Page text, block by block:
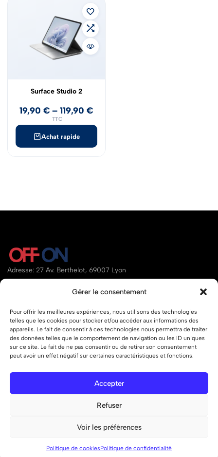
Gérer le consentement
Pour offrir les meilleures expériences, nous utilisons des technologies
telles que les cookies pour stocker et/ou accéder aux informations des
appareils. Le fait de consentir à ces technologies nous permettra de traiter
des données telles que le comportement de navigation ou les ID uniques
sur ce site. Le fait de ne pas consentir ou de retirer son consentement
peut avoir un effet négatif sur certaines caractéristiques et fonctions.
Accepter
Refuser
Voir les préférences
Politique de cookiesPolitique de confidentialité
Achat rapide
Surface Studio 2
19,90 € –119,90 €
TTC
Adresse: 27 Av. Berthelot, 69007 Lyon
07.80.34.95.97
Aide
Liens
Recherche Compte
Liste de
souhaits